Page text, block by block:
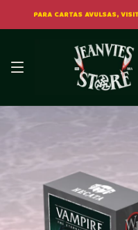
PARA CARTAS AVULSAS,